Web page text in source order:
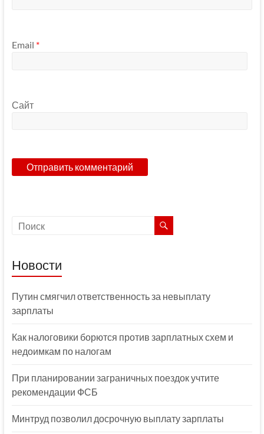
Email *
Сайт
Новости
Путин смягчил ответственность за невыплату
зарплаты
Как налоговики борются против зарплатных схем и
недоимкам по налогам
При планировании заграничных поездок учтите
рекомендации ФСБ
Минтруд позволил досрочную выплату зарплаты